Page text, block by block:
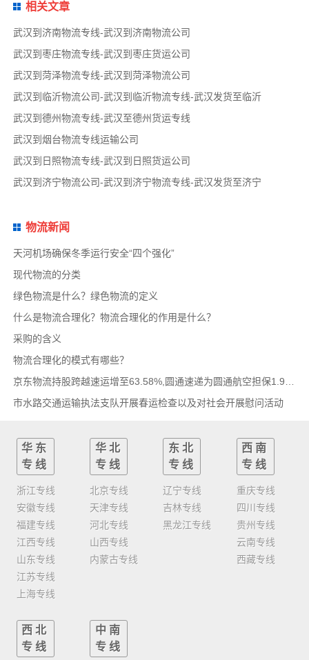
相关文章
武汉到济南物流专线-武汉到济南物流公司
武汉到枣庄物流专线-武汉到枣庄货运公司
武汉到菏泽物流专线-武汉到菏泽物流公司
武汉到临沂物流公司-武汉到临沂物流专线-武汉发货至临沂
武汉到德州物流专线-武汉至德州货运专线
武汉到烟台物流专线运输公司
武汉到日照物流专线-武汉到日照货运公司
武汉到济宁物流公司-武汉到济宁物流专线-武汉发货至济宁
物流新闻
天河机场确保冬季运行安全“四个强化”
现代物流的分类
绿色物流是什么？绿色物流的定义
什么是物流合理化？物流合理化的作用是什么？
采购的含义
物流合理化的模式有哪些？
市水路交通运输执法支队开展春运检查以及对社会开展慰问活动
华东
专线
浙江专线
安徽专线
福建专线
江西专线
山东专线
江苏专线
上海专线
华北
专线
北京专线
天津专线
河北专线
山西专线
内蒙古专线
东北
专线
辽宁专线
吉林专线
黑龙江专线
西南
专线
重庆专线
四川专线
贵州专线
云南专线
西藏专线
西北
专线
中南
专线